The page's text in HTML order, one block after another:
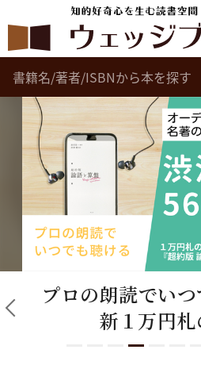
プロの朗読でいつ
新１万円